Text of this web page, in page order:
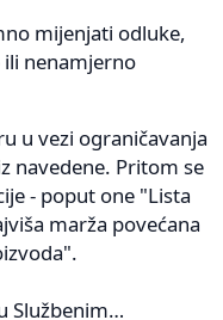
mijenjati odluke,
nenamjerno
u vezi ograničavanja
navedene. Pritom se
- poput one "Lista
marža povećana
Službenim…